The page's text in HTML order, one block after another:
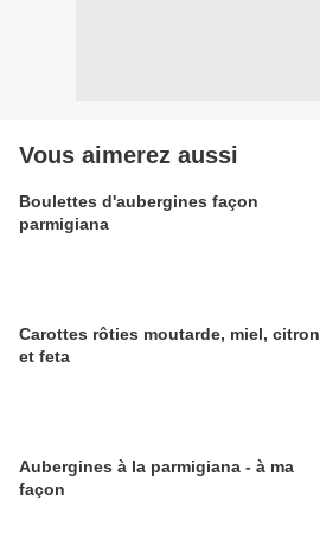
Vous aimerez aussi
Boulettes d'aubergines façon
parmigiana
Carottes rôties moutarde, miel, citron
et feta
Aubergines à la parmigiana - à ma
façon